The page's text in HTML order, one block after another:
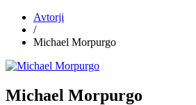
Avtorji
/
Michael Morpurgo
Michael Morpurgo